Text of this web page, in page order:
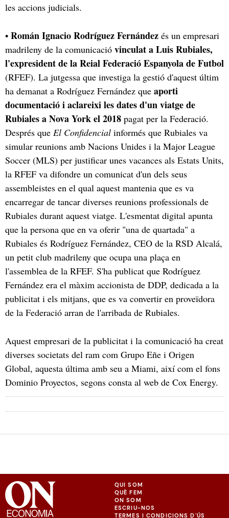
les accions judicials.
• Román Ignacio Rodríguez Fernández és un empresari
madrileny de la comunicació vinculat a Luis Rubiales,
l'expresident de la Reial Federació Espanyola de Futbol
(RFEF). La jutgessa que investiga la gestió d'aquest últim
ha demanat a Rodríguez Fernández que aporti
documentació i aclareixi les dates d'un viatge de
Rubiales a Nova York el 2018 pagat per la Federació.
Després que El Confidencial informés que Rubiales va
simular reunions amb Nacions Unides i la Major League
Soccer (MLS) per justificar unes vacances als Estats Units,
la RFEF va difondre un comunicat d'un dels seus
assembleistes en el qual aquest mantenia que es va
encarregar de tancar diverses reunions professionals de
Rubiales durant aquest viatge. L'esmentat digital apunta
que la persona que en va oferir "una de quartada" a
Rubiales és Rodríguez Fernández, CEO de la RSD Alcalá,
un petit club madrileny que ocupa una plaça en
l'assemblea de la RFEF. S'ha publicat que Rodríguez
Fernández era el màxim accionista de DDP, dedicada a la
publicitat i els mitjans, que es va convertir en proveïdora
de la Federació arran de l'arribada de Rubiales.
Aquest empresari de la publicitat i la comunicació ha creat
diverses societats del ram com Grupo Eñe i Origen
Global, aquesta última amb seu a Miami, així com el fons
Dominio Proyectos, segons consta al web de Cox Energy.
QUI SOM
QUÈ FEM
ON SOM
ESCRIU-NOS
TERMES I CONDICIONS D'ÚS